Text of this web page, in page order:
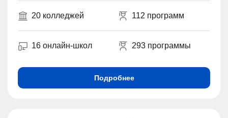
20 колледжей 112 программ
16 онлайн-школ 293 программы
Подробнее